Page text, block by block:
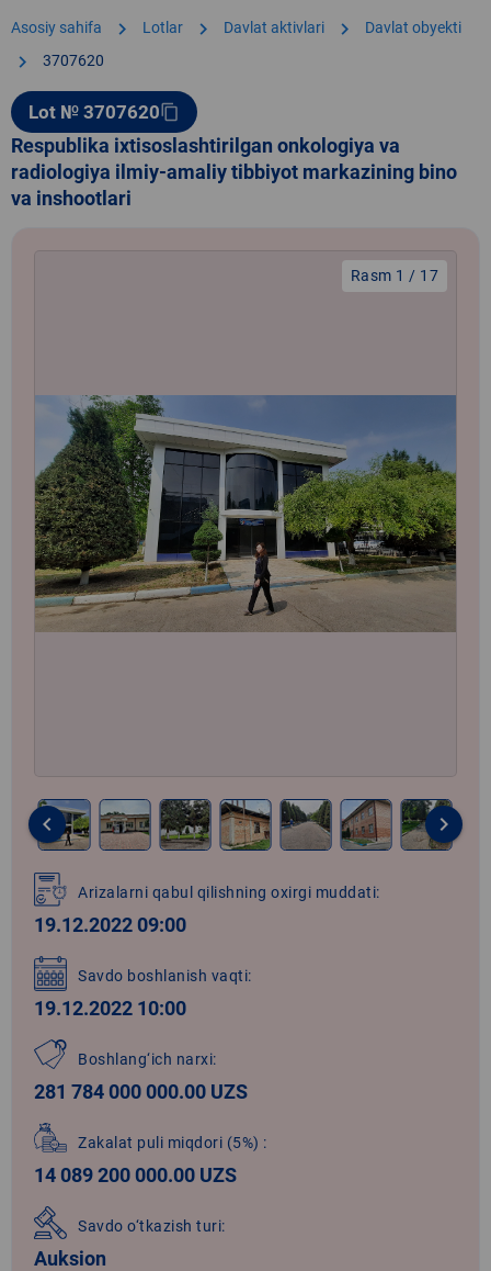
Asosiy sahifa chevron_right Lotlar chevron_right Davlat aktivlari chevron_right Davlat obyekti
chevron_right 3707620
Lot № 3707620content_copy
Respublika ixtisoslashtirilgan onkologiya va
radiologiya ilmiy-amaliy tibbiyot markazining bino
va inshootlari
Rasm 1 / 17
1
of
17
keyboard_arrow_left keyboard_arrow_right
Arizalarni qabul qilishning oxirgi muddati:
19.12.2022 09:00
Savdo boshlanish vaqti:
19.12.2022 10:00
Boshlang‘ich narxi:
281 784 000 000.00 UZS
Zakalat puli miqdori (5%) :
14 089 200 000.00 UZS
Savdo o‘tkazish turi:
Auksion